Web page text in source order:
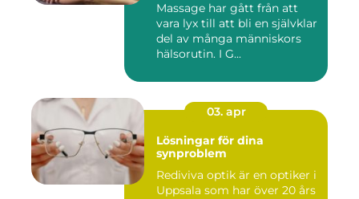
Massage har gått från att
vara lyx till att bli en självklar
del av många människors
hälsorutin. I G...
03. apr
Lösningar för dina
synproblem
Rediviva optik är en optiker i
Uppsala som har över 20 års